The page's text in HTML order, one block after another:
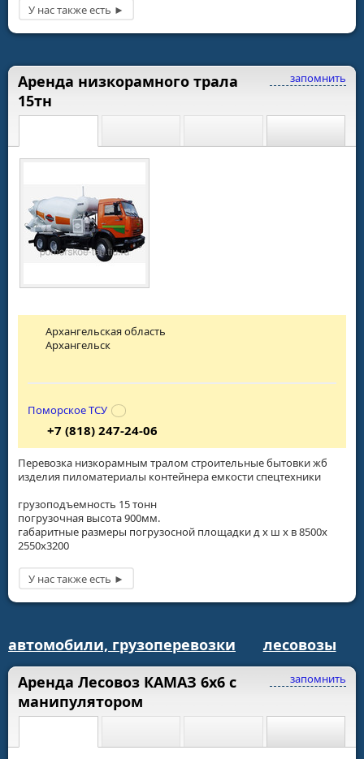
запомнить
Аренда низкорамного трала
15тн
Перевозка низкорамным тралом строительные бытовки жб
изделия пиломатериалы контейнера емкости спецтехники
грузоподъемность 15 тонн
погрузочная высота 900мм.
габаритные размеры погрузосной площадки д х ш х в 8500х
2550х3200
Архангельская область
Архангельск
Поморское ТСУ
+7 (818) 247-24-06
автомобили, грузоперевозки лесовозы
запомнить
Аренда Лесовоз КАМАЗ 6х6 с
манипулятором